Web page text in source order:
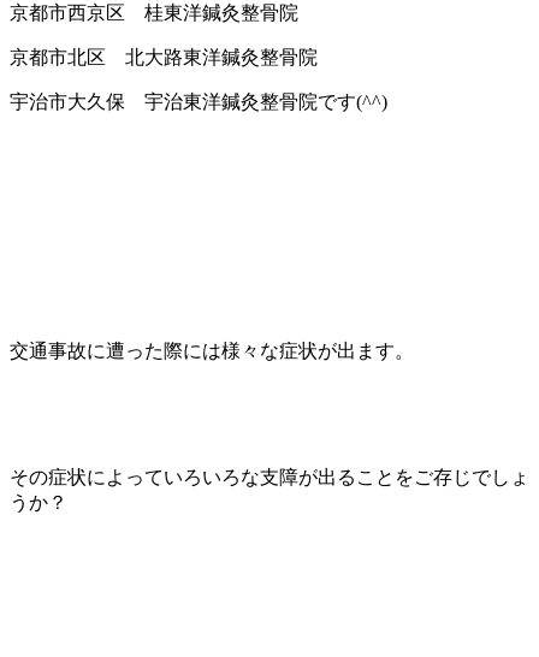
京都市西京区 桂東洋鍼灸整骨院
京都市北区 北大路東洋鍼灸整骨院
宇治市大久保 宇治東洋鍼灸整骨院です(^^)
交通事故に遭った際には様々な症状が出ます。
その症状によっていろいろな支障が出ることをご存じでしょ
うか？